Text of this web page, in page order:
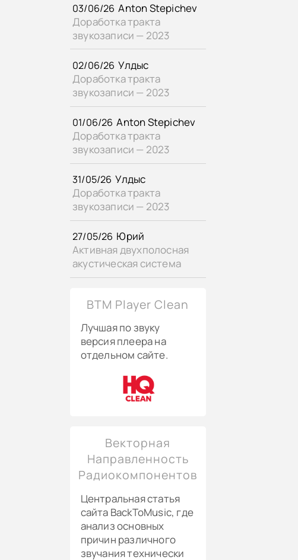
03/06/26 Anton Stepichev
Доработка тракта
звукозаписи — 2023
02/06/26 Улдыс
Доработка тракта
звукозаписи — 2023
01/06/26 Anton Stepichev
Доработка тракта
звукозаписи — 2023
31/05/26 Улдыс
Доработка тракта
звукозаписи — 2023
27/05/26 Юрий
Активная двухполосная
акустическая система
BTM Player Clean
Лучшая по звуку
версия плеера на
отдельном сайте.
Векторная
Направленность
Радиокомпонентов
Центральная статья
сайта BackToMusic, где
анализ основных
причин различного
звучания технически